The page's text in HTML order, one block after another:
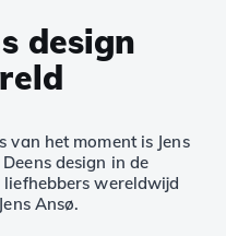
design
van het moment is Jens
design in de
wereldwijd
Ansø.